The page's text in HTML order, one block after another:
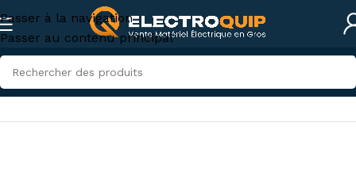
Passer à la navigation
Passer au contenu principal
Accueil/Électricité industrielle/Variateur de Fréquence